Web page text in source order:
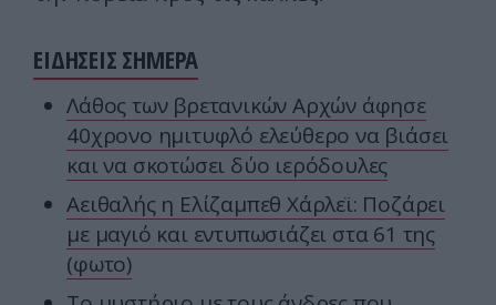
ΕΙΔΗΣΕΙΣ ΣΗΜΕΡΑ
Λάθος των βρετανικών Αρχών άφησε
40χρονο ημιτυφλό ελεύθερο να βιάσει
και να σκοτώσει δύο ιερόδουλες
Αειθαλής η Ελίζαμπεθ Χάρλεϊ: Ποζάρει
με μαγιό και εντυπωσιάζει στα 61 της
(φωτο)